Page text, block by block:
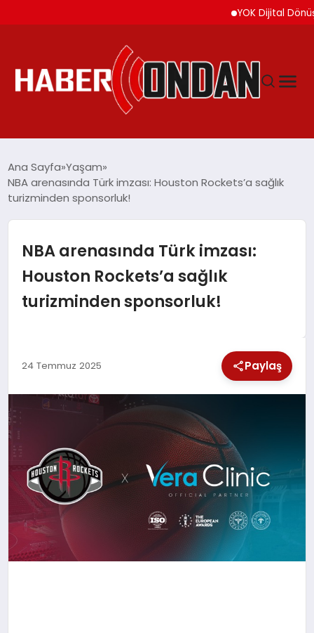
YOK Dijital Dönüşüm
SIYASET
DÜNYA
EKONOMI
TEKNOLOJI
YAŞAM
Ana Sayfa Yaşam
NBA arenasında Türk imzası: Houston Rockets’a sağlık
turizminden sponsorluk!
NBA arenasında Türk imzası:
Houston Rockets’a sağlık
turizminden sponsorluk!
24 Temmuz 2025 Paylaş